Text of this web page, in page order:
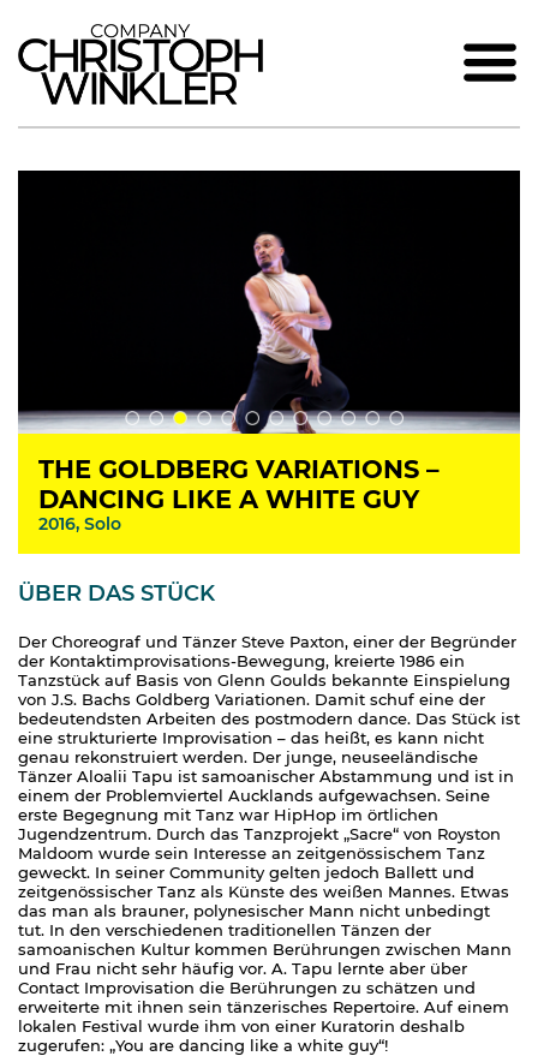
THE GOLDBERG VARIATIONS –
DANCING LIKE A WHITE GUY
2016, Solo
ÜBER DAS STÜCK
Der Choreograf und Tänzer Steve Paxton, einer der Begründer
der Kontaktimprovisations-Bewegung, kreierte 1986 ein
Tanzstück auf Basis von Glenn Goulds bekannte Einspielung
von J.S. Bachs Goldberg Variationen. Damit schuf eine der
bedeutendsten Arbeiten des postmodern dance. Das Stück ist
eine strukturierte Improvisation – das heißt, es kann nicht
genau rekonstruiert werden. Der junge, neuseeländische
Tänzer Aloalii Tapu ist samoanischer Abstammung und ist in
einem der Problemviertel Aucklands aufgewachsen. Seine
erste Begegnung mit Tanz war HipHop im örtlichen
Jugendzentrum. Durch das Tanzprojekt „Sacre“ von Royston
Maldoom wurde sein Interesse an zeitgenössischem Tanz
geweckt. In seiner Community gelten jedoch Ballett und
zeitgenössischer Tanz als Künste des weißen Mannes. Etwas
das man als brauner, polynesischer Mann nicht unbedingt
tut. In den verschiedenen traditionellen Tänzen der
samoanischen Kultur kommen Berührungen zwischen Mann
und Frau nicht sehr häufig vor. A. Tapu lernte aber über
Contact Improvisation die Berührungen zu schätzen und
erweiterte mit ihnen sein tänzerisches Repertoire. Auf einem
lokalen Festival wurde ihm von einer Kuratorin deshalb
zugerufen: „You are dancing like a white guy“!